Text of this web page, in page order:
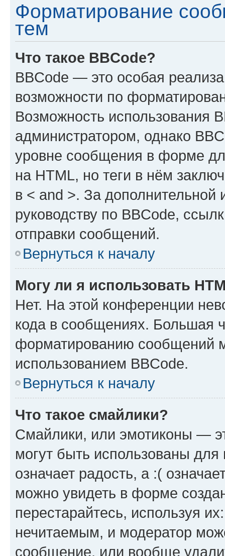
Форматирование
тем
Что такое BBCode?
BBCode — это особая
возможности по
Возможность использования
администратором, однако
уровне сообщения в форме
на HTML, но теги в нём
в < and >. За
руководству по BBCode,
отправки сообщений.
Вернуться к началу
Могу ли я использовать
Нет. На этой конференции
кода в сообщениях. Большая
форматированию сообщений
использованием BBCode.
Вернуться к началу
Что такое смайлики?
Смайлики, или эмотиконы —
могут быть использованы
означает радость, а :(
можно увидеть в форме
перестарайтесь, используя
нечитаемым, и модератор
сообщение, или вообще